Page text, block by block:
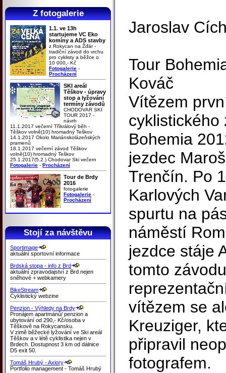
Z fotogalerie
1.1. ve 13h
startujeme VC Eko
komíny a ADS stavby
z Rokycan na Žďár -
tradiční závod do vrchu
pro cyklisty a běžce o
10 000,- Kč
Fotogalerie -
Procházení
SKI areál
Těškov - úpravy
stop a lyžování
termíny závodů
CHODOVAR SKI
TOUR 2017 -
návrh
11.1.2017 večerní Tříkrálový běh -
Těškov volně(10) hromadný Teškov
14.1.2017 Okolo Mariánskolázeňských
pramenů
18.1.2017 večerní závod Těškov
volně(10) hromadný Teškov
25.1.2017(5.2.) Chodovar Ski večern
Fotogalerie - Procházení
Tour de Brdy
2016
fotogalerie
Fotogalerie -
Procházení
Stojí za návštěvu
Sportimage
aktuální sportovní informace
Brdská stopa - info z Brd
aktuální zpravodajství z Brd nejen
sněhové + webkamery
BikeStream
Cyklistický webzine
Penzion - Výhledy na Brdy
Pronájem apartmánů/ penzion a
ubytování od 290,- Kč/osoba v
Těškově na Rokycansku.
V zimě běžecké lyžování ve Ski areál
Těškov a v létě cyklistika nejen v
Brdech. Dostupnost 3 km od dálnice
D5 exit 50.
Tomáš Hrubý - Axiory
Portfolio management - Tomáš Hrubý
Jaroslav
Tour
Kováč
Vítězem
cyklistického
Bohemia
jezdec
Trenčín. Po
Karlových
spurtu na
náměstí
jezdce stáje
tomto
vítězem se
Kreuziger,
připravil
fotografem.